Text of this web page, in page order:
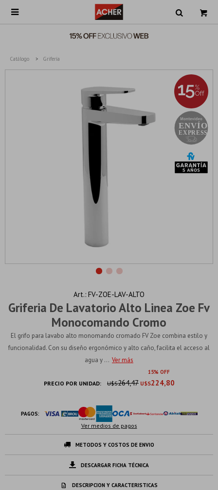

Catálogo Grifería
Griferia De Lavatorio Alto Linea Zoe Fv
Monocomando Cromo
FV-ZOE-LAV-ALTO
El grifo para lavabo alto monomando cromado FV Zoe combina estilo y
funcionalidad. Con su diseño ergonómico y alto caño, facilita el acceso al
agua y ... Ver más
15
PRECIO POR UNIDAD: U$S224,80
U$S264,47
PAGOS:
Ver medios de pagos
METODOS Y COSTOS DE ENVIO
DESCARGAR FICHA TÉCNICA
DESCRIPCION Y CARACTERISTICAS